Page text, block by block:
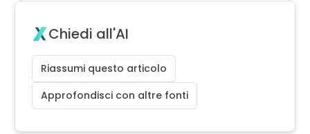
Chiedi all'AI
Riassumi questo articolo
Approfondisci con altre fonti